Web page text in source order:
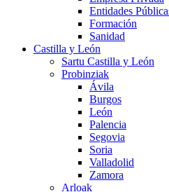
Entidades
Formación
Sanidad
Castilla y León
Sartu Castilla y León
Probinziak
Ávila
Burgos
León
Palencia
Segovia
Soria
Valladolid
Zamora
Arloak